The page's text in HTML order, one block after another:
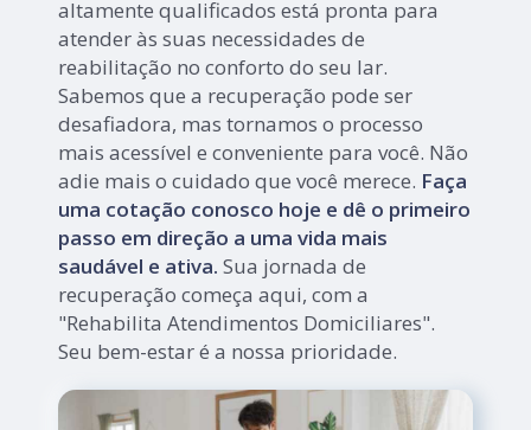
altamente qualificados está pronta para
atender às suas necessidades de
reabilitação no conforto do seu lar.
Sabemos que a recuperação pode ser
desafiadora, mas tornamos o processo
mais acessível e conveniente para você. Não
adie mais o cuidado que você merece. Faça
uma cotação conosco hoje e dê o primeiro
passo em direção a uma vida mais
saudável e ativa. Sua jornada de
recuperação começa aqui, com a
"Rehabilita Atendimentos Domiciliares".
Seu bem-estar é a nossa prioridade.